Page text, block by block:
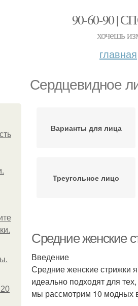
90-60-90 |
хочешь
главная
Сердцевидное
Варианты для лица
Треугольное лицо
Заболевания по лицу
Средние женские
Введение
Средние женские стрижки
идеально подходят для
мы рассмотрим 10 модных